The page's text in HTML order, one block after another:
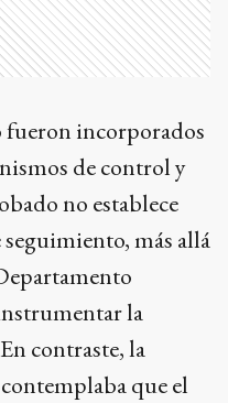
incorporados
de control y
no establece
más allá
la
contraste, la
que el